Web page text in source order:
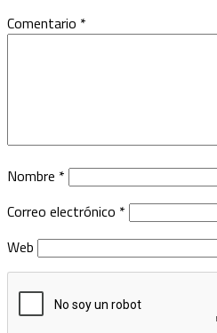
Comentario *
Nombre *
Correo electrónico *
Web